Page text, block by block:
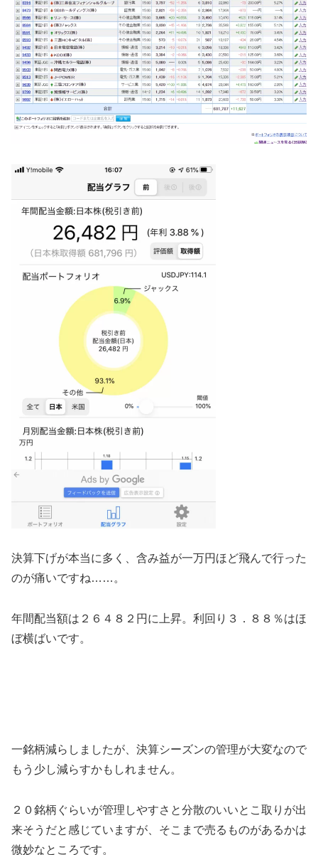
決算下げが本当に多く、含み益が一万円ほど飛んで行った
のが痛いですね……。
年間配当額は２６４８２円に上昇。利回り３．８８％はほ
ぼ横ばいです。
一銘柄減らしましたが、決算シーズンの管理が大変なので
もう少し減らすかもしれません。
２０銘柄ぐらいが管理しやすさと分散のいいとこ取りが出
来そうだと感じていますが、そこまで売るものがあるかは
微妙なところです。